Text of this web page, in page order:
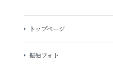
トップページ
振袖フォト